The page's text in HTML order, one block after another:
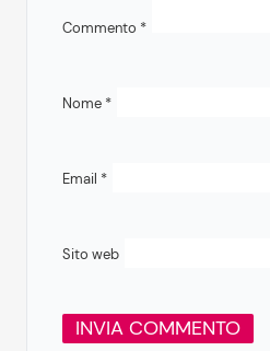
Commento *
Nome *
Email *
Sito web